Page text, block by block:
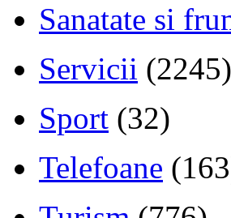
Sanatate si
Servicii (2245)
Sport (32)
Telefoane